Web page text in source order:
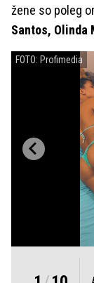
žene so poleg
Santos, Olinda
FOTO: Profimedia